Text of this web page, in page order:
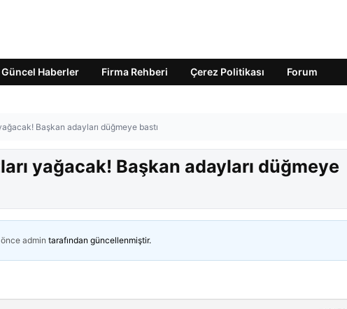
Güncel Haberler Firma Rehberi Çerez Politikası Forum
Başkan adayları düğmeye bastı
yağacak! Başkan adayları düğmeye
admin tarafından güncellenmiştir.